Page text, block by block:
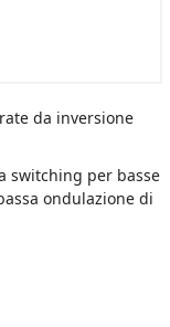
da inversione
switching per basse
ondulazione di